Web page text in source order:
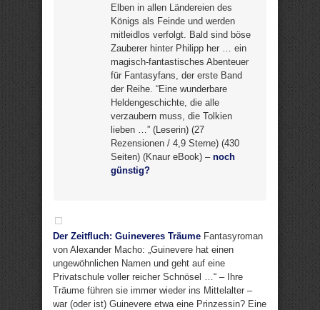
Elben in allen Ländereien des
Königs als Feinde und werden
mitleidlos verfolgt. Bald sind böse
Zauberer hinter Philipp her … ein
magisch-fantastisches Abenteuer
für Fantasyfans, der erste Band
der Reihe. “Eine wunderbare
Heldengeschichte, die alle
verzaubern muss, die Tolkien
lieben …” (Leserin) (27
Rezensionen / 4,9 Sterne) (430
Seiten) (Knaur eBook) – noch
günstig?
Der Zeitfluch: Guineveres Träume Fantasyroman
von Alexander Macho: „Guinevere hat einen
ungewöhnlichen Namen und geht auf eine
Privatschule voller reicher Schnösel …“ – Ihre
Träume führen sie immer wieder ins Mittelalter –
war (oder ist) Guinevere etwa eine Prinzessin? Eine